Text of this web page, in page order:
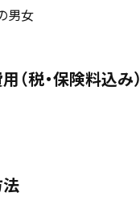
男女
（税・保険料込み）